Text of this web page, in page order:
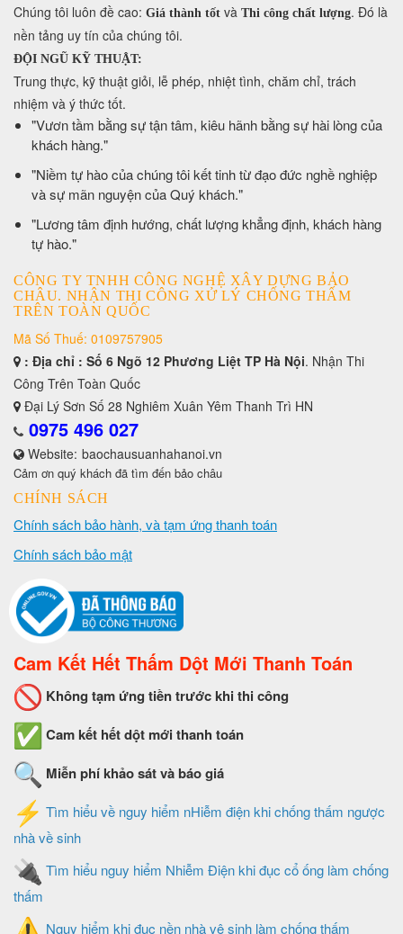
​Chúng tôi luôn đề cao: Giá thành tốt và Thi công chất lượng. Đó là
nền tảng uy tín của chúng tôi.
ĐỘI NGŨ KỸ THUẬT:
Trung thực, kỹ thuật giỏi, lễ phép, nhiệt tình, chăm chỉ, trách
nhiệm và ý thức tốt.
​"Vươn tầm bằng sự tận tâm, kiêu hãnh bằng sự hài lòng của
khách hàng."
​"Niềm tự hào của chúng tôi kết tinh từ đạo đức nghề nghiệp
và sự mãn nguyện của Quý khách."
​"Lương tâm định hướng, chất lượng khẳng định, khách hàng
tự hào."
CÔNG TY TNHH CÔNG NGHỆ XÂY DỰNG BẢO
CHÂU. NHẬN THI CÔNG XỬ LÝ CHỐNG THẤM
TRÊN TOÀN QUỐC
Mã Số Thuế: 0109757905
: Địa chỉ : Số 6 Ngõ 12 Phương Liệt TP Hà Nội. Nhận Thi
Công Trên Toàn Quốc
Đại Lý Sơn Số 28 Nghiêm Xuân Yêm Thanh Trì HN
0975 496 027
Website: baochausuanhahanoi.vn
Cảm ơn quý khách đã tìm đến bảo châu
CHÍNH SÁCH
Chính sách bảo hành, và tạm ứng thanh toán
Chính sách bảo mật
Cam Kết Hết Thấm Dột Mới Thanh Toán
Không tạm ứng tiền trước khi thi công
Cam kết hết dột mới thanh toán
Miễn phí khảo sát và báo giá
Tìm hiểu về nguy hiểm nHiễm điện khi chống thấm ngược
nhà về sinh
Tìm hiểu nguy hiểm Nhiễm Điện khi đục cổ ống làm chống
thấm
Nguy hiểm khi đục nền nhà vệ sinh làm chống thấm